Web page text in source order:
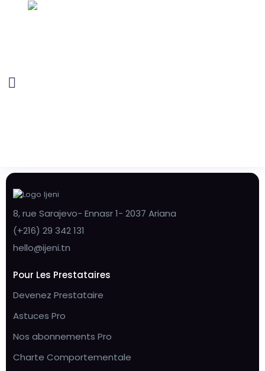
8, rue Sarajevo- Ennasr 1- 2037 Ariana
(+216) 29 342 131
hello@ijeni.tn
Pour Les Prestataires
Devenez Prestataire
Astuces Pro
Nos abonnements Pro
Charte Comportementale